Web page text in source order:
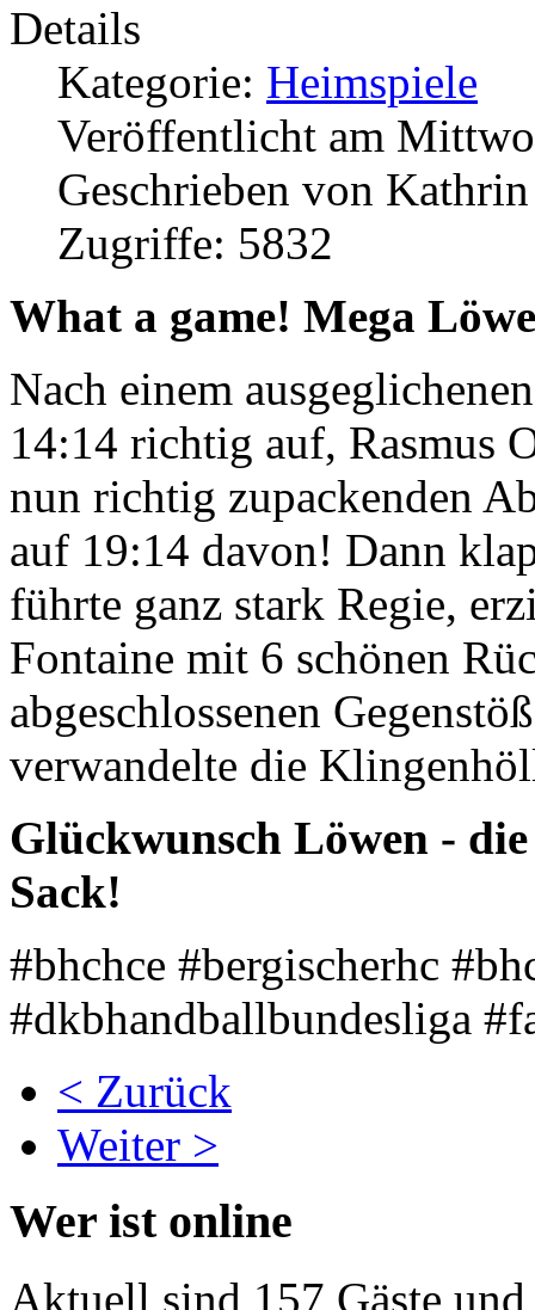
Details
Kategorie: Heimspiele
Veröffentlicht am
Geschrieben von
Zugriffe: 5832
What a game! Mega
Nach einem
14:14 richtig auf, Rasmus
nun richtig zupackenden
auf 19:14 davon! Dann
führte ganz stark Regie,
Fontaine mit 6 schönen
abgeschlossenen
verwandelte die
Glückwunsch Löwen -
Sack!
#bhchce #bergischerhc
#dkbhandballbundesliga
< Zurück
Weiter >
Wer ist online
Aktuell sind 157 Gäste